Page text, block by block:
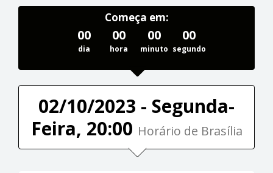
Começa em:
00
dia
00
hora
00
minuto
00
segundo
02/10/2023 - Segunda-
Feira, 20:00 Horário de Brasília